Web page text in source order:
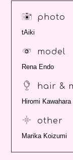
photo
tAiki
model
Rena Endo
hair &
Hiromi Kawahara
other
Marika Koizumi